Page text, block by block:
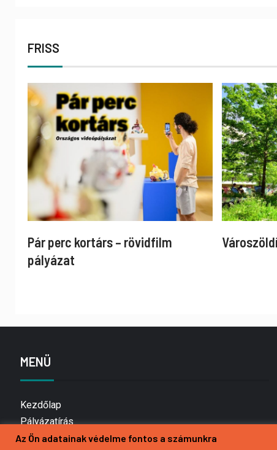
FRISS
Pár perc kortárs – rövidfilm
pályázat
MENÜ
Kezdőlap
Pályázatírás
Bemutatkozás
Az Ön adatainak védelme fontos a számunkra